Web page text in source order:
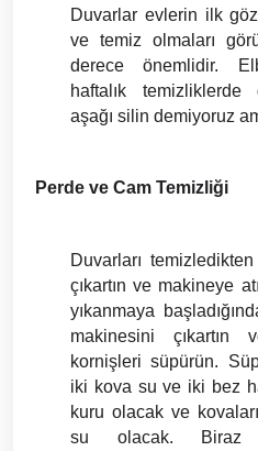
Duvarlar evlerin ilk
ve temiz olmaları
derece önemlidir.
haftalık temizliklerde
aşağı silin demiyoruz
Perde ve Cam Temizliği
Duvarları
çıkartın ve makineye
yıkanmaya
makinesini çıkartın
kornişleri süpürün.
iki kova su ve iki bez
kuru olacak ve
su olacak. Biraz